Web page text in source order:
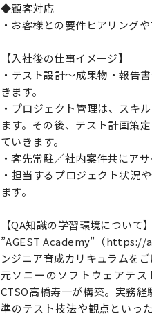
◆顧客対応
・お客様との要件ヒアリング
【入社後の仕事イメージ】
・テスト設計～成果物・報告
きます。
・プロジェクト管理は、スキ
ます。その後、テスト計画策
ていきます。
・客先常駐／社内案件共にア
・担当するプロジェクト状況
ます。
【QA知識の学習環境について】
”AGEST Academy”（https://
ンジニア育成カリキュラムをご
元ソニーのソフトウェアテ
CTSO高橋寿一が構築。実務
準のテスト技法や観点といっ